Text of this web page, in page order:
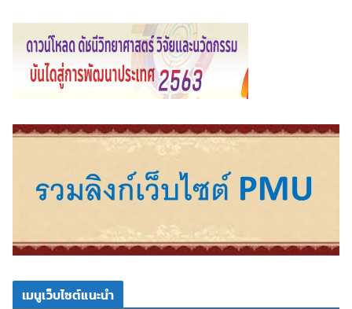
เมนูเว็บไซต์แนะนำ